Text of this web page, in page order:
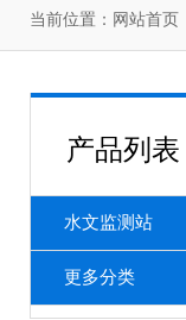
当前位置： 网站首页
产品列表
水文监测站
更多分类